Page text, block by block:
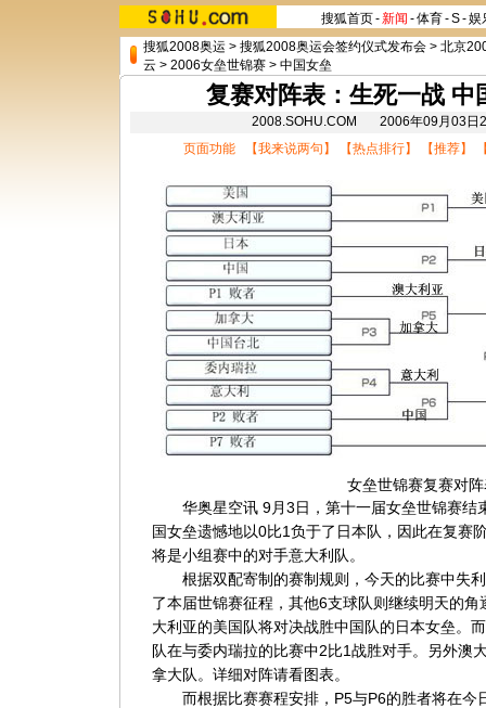
搜狐首页-新闻 -体育-S-娱
搜狐2008奥运 > 搜狐2008奥运会签约仪式发布会 > 北京
云 > 2006女垒世锦赛 > 中国女垒
复赛对阵表：生死一战 中
2008.SOHU.COM 2006年09月03
页面功能 【我来说两句 】 【热点排行】 【推荐】
女垒世锦赛复赛对
华奥星空讯 9月3日，第十一届女垒世锦赛结
国女垒遗憾地以0比1负于了日本队，因此在复赛
将是小组赛中的对手意大利队。
根据双配寄制的赛制规则，今天的比赛中失利
了本届世锦赛征程，其他6支球队则继续明天的
大利亚的美国队将对决战胜中国队的日本女垒。
队在与委内瑞拉的比赛中2比1战胜对手。另外澳
拿大队。详细对阵请看图表。
而根据比赛赛程安排，P5与P6的胜者将在今